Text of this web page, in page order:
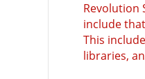
Revolution
include
This
libraries,